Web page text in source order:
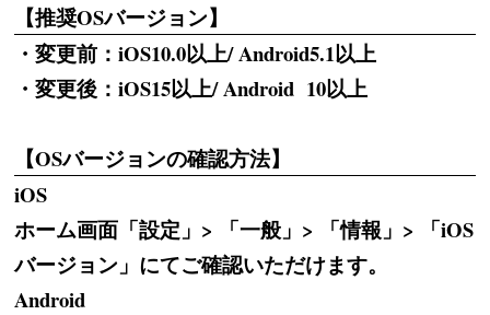
【推奨OSバージョン】
・変更前：iOS10.0以上/ Android5.1以上
・変更後：iOS15以上/ Android 10以上
【OSバージョンの確認方法】
iOS
ホーム画面「設定」> 「一般」> 「情報」> 「iOS
バージョン」にてご確認いただけます。
Android